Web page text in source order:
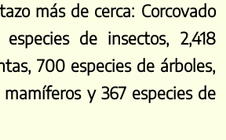
más de cerca: Corcovado
de insectos, 2,418
700 especies de árboles,
mamíferos y 367 especies de